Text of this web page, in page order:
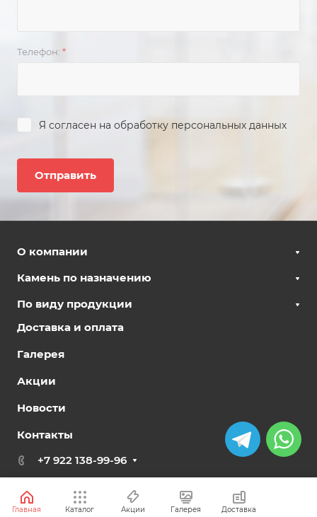
Телефон: *
Я согласен на обработку персональных данных
Отправить
О компании
Камень по назначению
По виду продукции
Доставка и оплата
Галерея
Акции
Новости
Контакты
+7 922 138-99-96
Главная Каталог Акции Галерея Доставка